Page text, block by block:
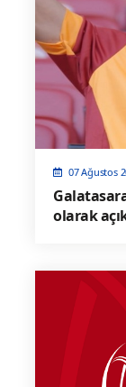
07 Ağustos
olarak